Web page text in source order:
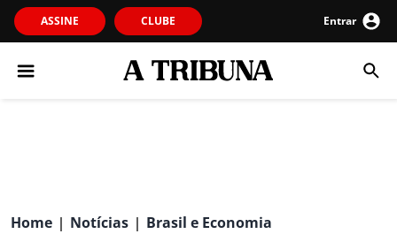
ASSINE CLUBE Entrar
Home | Notícias | Brasil e Economia